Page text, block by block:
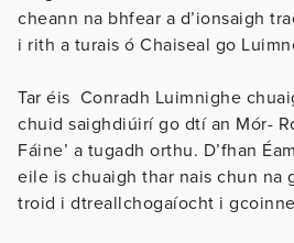
cheann na bhfear a d’ionsaigh
i rith a turais ó Chaiseal go
Tar éis Conradh Luimnighe
chuid saighdiúirí go dtí an Mór-
Fáine’ a tugadh orthu. D’fhan
eile is chuaigh thar nais chun na
troid i dtreallchogaíocht i gcoinne